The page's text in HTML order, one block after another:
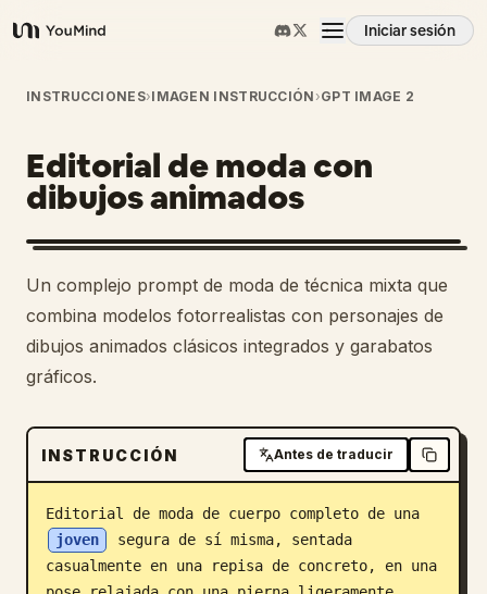
YouMind
Iniciar sesión
Resumen
Casos de uso
Habilidades
Prompts
Precios
Descargar
Blog
INSTRUCCIONES›IMAGEN INSTRUCCIÓN ›GPT IMAGE 2
Editorial de moda con
dibujos animados
Un complejo prompt de moda de técnica mixta que
combina modelos fotorrealistas con personajes de
dibujos animados clásicos integrados y garabatos
gráficos.
INSTRUCCIÓN Antes de traducir
Editorial de moda de cuerpo completo de una
joven
segura de sí misma, sentada
casualmente en una repisa de concreto, en una